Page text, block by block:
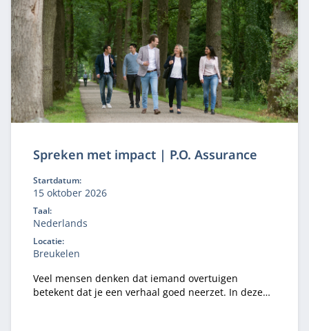
Spreken met impact | P.O. Assurance
Startdatum:
15 oktober 2026
Taal:
Nederlands
Locatie:
Breukelen
Veel mensen denken dat iemand overtuigen
betekent dat je een verhaal goed neerzet. In deze